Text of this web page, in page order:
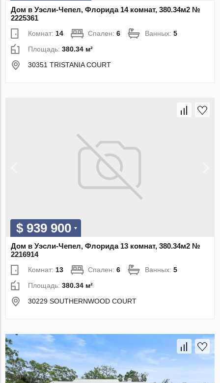
Дом в Уэсли-Чепел, Флорида 14 комнат, 380.34м2 №
2225361
Комнат: 14 Спален:6 Ванных:5
Площадь:380.34 м²
30351 TRISTANIA COURT
$ 939 900
Дом в Уэсли-Чепел, Флорида 13 комнат, 380.34м2 №
2216914
Комнат: 13 Спален:6 Ванных:5
Площадь:380.34 м²
30229 SOUTHERNWOOD COURT